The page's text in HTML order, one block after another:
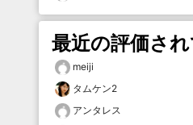
最近の評価さ
meiji
タムケン2
アンタレス